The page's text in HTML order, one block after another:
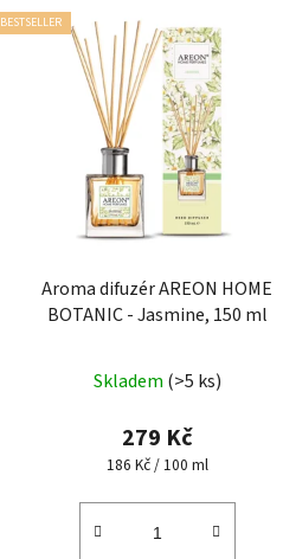
BESTSELLER
Aroma difuzér AREON HOME
BOTANIC - Jasmine, 150 ml
Skladem (>5 ks)
279 Kč
Měrná
186 Kč / 100 ml